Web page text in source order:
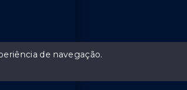
de navegação.